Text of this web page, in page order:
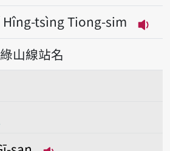
tsìng Tiong-sim
播
山線站名